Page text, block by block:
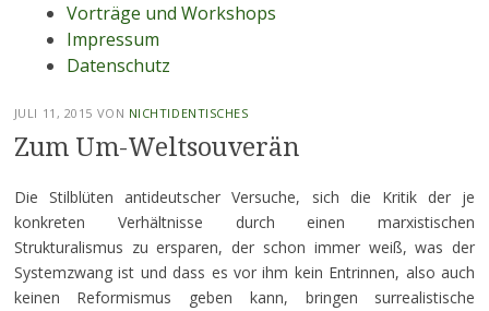
Vorträge und Workshops
Impressum
Datenschutz
JULI 11, 2015 VON NICHTIDENTISCHES
Zum Um-Weltsouverän
Die Stilblüten antideutscher Versuche, sich die Kritik der je
konkreten Verhältnisse durch einen marxistischen
Strukturalismus zu ersparen, der schon immer weiß, was der
Systemzwang ist und dass es vor ihm kein Entrinnen, also auch
keinen Reformismus geben kann, bringen surrealistische